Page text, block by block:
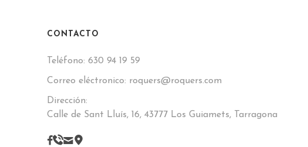
CONTACTO
Teléfono: 630 94 19 59
Correo eléctronico: roquers@roquers.com
Dirección:
Calle de Sant Lluís, 16, 43777 Los Guiamets, Tarragona